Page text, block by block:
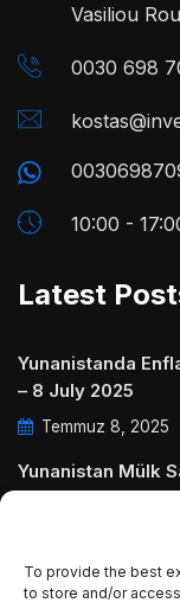
To provide the best
to store and/or
Vasiliou
0030 698
10:00 -
Latest
Yunanistanda
– 8 July 2025
Temmuz 8, 2025
Yunanistan Mülk
July 2025